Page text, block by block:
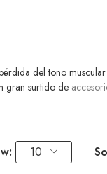
del tono
gran surtido de
10